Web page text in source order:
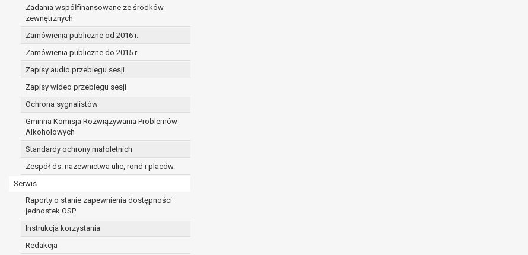
Zadania współfinansowane ze środków
zewnętrznych
Zamówienia publiczne od 2016 r.
Zamówienia publiczne do 2015 r.
Zapisy audio przebiegu sesji
Zapisy wideo przebiegu sesji
Ochrona sygnalistów
Gminna Komisja Rozwiązywania Problemów
Alkoholowych
Standardy ochrony małoletnich
Zespół ds. nazewnictwa ulic, rond i placów.
Serwis
Raporty o stanie zapewnienia dostępności
jednostek OSP
Instrukcja korzystania
Redakcja